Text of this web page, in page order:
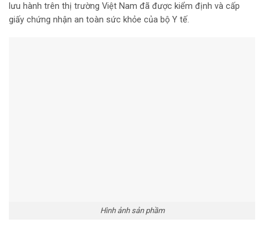
lưu hành trên thị trường Việt Nam đã được kiểm định và cấp
giấy chứng nhận an toàn sức khỏe của bộ Y tế.
Hình ảnh sản phầm